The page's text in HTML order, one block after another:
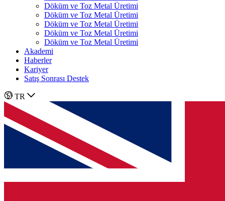
Döküm ve Toz Metal Üretimi
Döküm ve Toz Metal Üretimi
Döküm ve Toz Metal Üretimi
Döküm ve Toz Metal Üretimi
Döküm ve Toz Metal Üretimi
Akademi
Haberler
Kariyer
Satış Sonrası Destek
TR